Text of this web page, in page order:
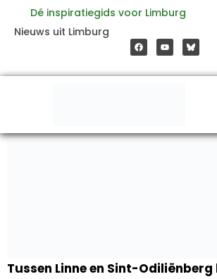
inhoud
Dé inspiratiegids voor Limburg
Nieuws uit Limburg
a
c
e
o
o
o
u
t
b
e
Tussen Linne en Sint-Odiliënberg